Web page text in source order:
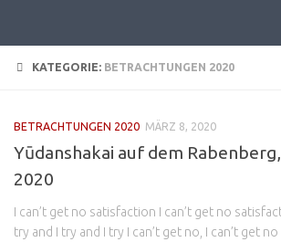
KATEGORIE: BETRACHTUNGEN 2020
BETRACHTUNGEN 2020 MÄRZ 8, 2020
Yūdanshakai auf dem
2020
I can’t get no satisfaction I can’t get no
try and I try and I try I can’t get no, I can’t get